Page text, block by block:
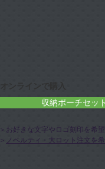
収納ポーチセット
＞お好きな文字やロゴ刻印を希
＞ ノベルティ・大ロット注文を